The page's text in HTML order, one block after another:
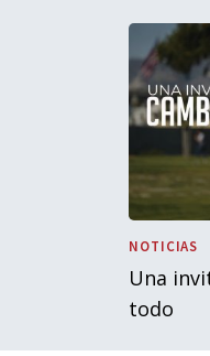
NOTICIAS
Una
todo